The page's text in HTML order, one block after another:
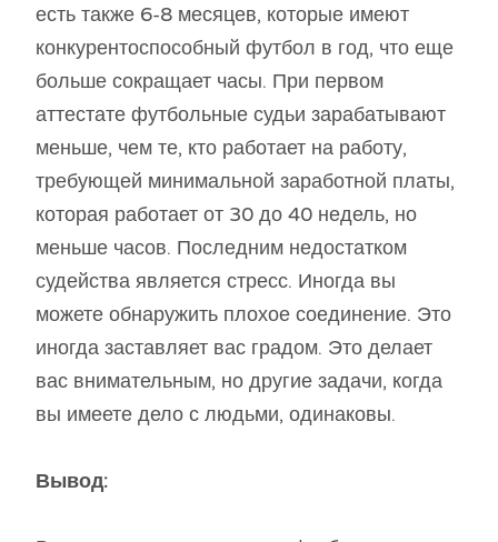
есть также 6-8 месяцев, которые имеют
конкурентоспособный футбол в год, что еще
больше сокращает часы. При первом
аттестате футбольные судьи зарабатывают
меньше, чем те, кто работает на работу,
требующей минимальной заработной платы,
которая работает от 30 до 40 недель, но
меньше часов. Последним недостатком
судейства является стресс. Иногда вы
можете обнаружить плохое соединение. Это
иногда заставляет вас градом. Это делает
вас внимательным, но другие задачи, когда
вы имеете дело с людьми, одинаковы.
Вывод: